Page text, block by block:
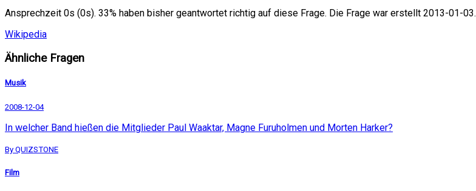
Ansprechzeit 0s (0s). 33% haben bisher geantwortet richtig auf diese Frage. Die Frage war erstellt 2013-01-03.
Wikipedia
Ähnliche Fragen
Musik
2008-12-04
In welcher Band hießen die Mitglieder Paul Waaktar, Magne Furuholmen und Morten Harker?
By QUIZSTONE
Film